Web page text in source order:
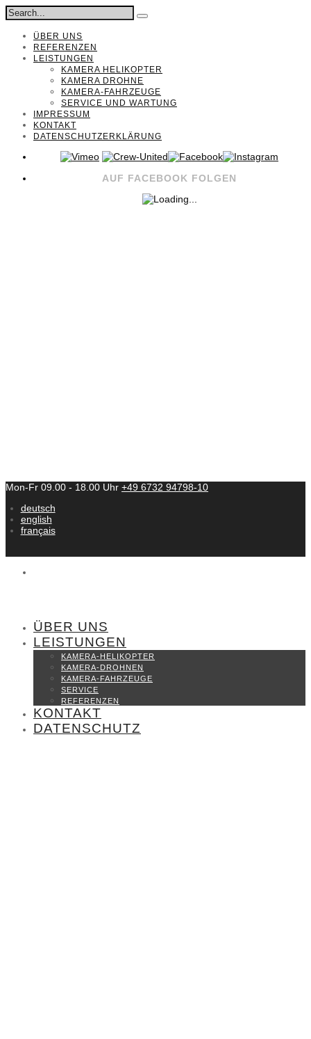
ÜBER UNS
REFERENZEN
LEISTUNGEN
KAMERA HELIKOPTER
KAMERA DROHNE
KAMERA-FAHRZEUGE
SERVICE UND WARTUNG
IMPRESSUM
KONTAKT
DATENSCHUTZERKLÄRUNG
AUF FACEBOOK FOLGEN
Mon-Fr 09.00 - 18.00 Uhr +49 6732 94798-10
deutsch
english
français
ÜBER UNS
LEISTUNGEN
KAMERA-HELIKOPTER
KAMERA-DROHNEN
KAMERA-FAHRZEUGE
SERVICE
REFERENZEN
KONTAKT
DATENSCHUTZ